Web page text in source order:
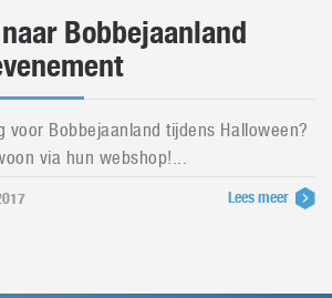
Bobbejaanland
voor Bobbejaanland tijdens Halloween?
via hun webshop!...
Lees meer